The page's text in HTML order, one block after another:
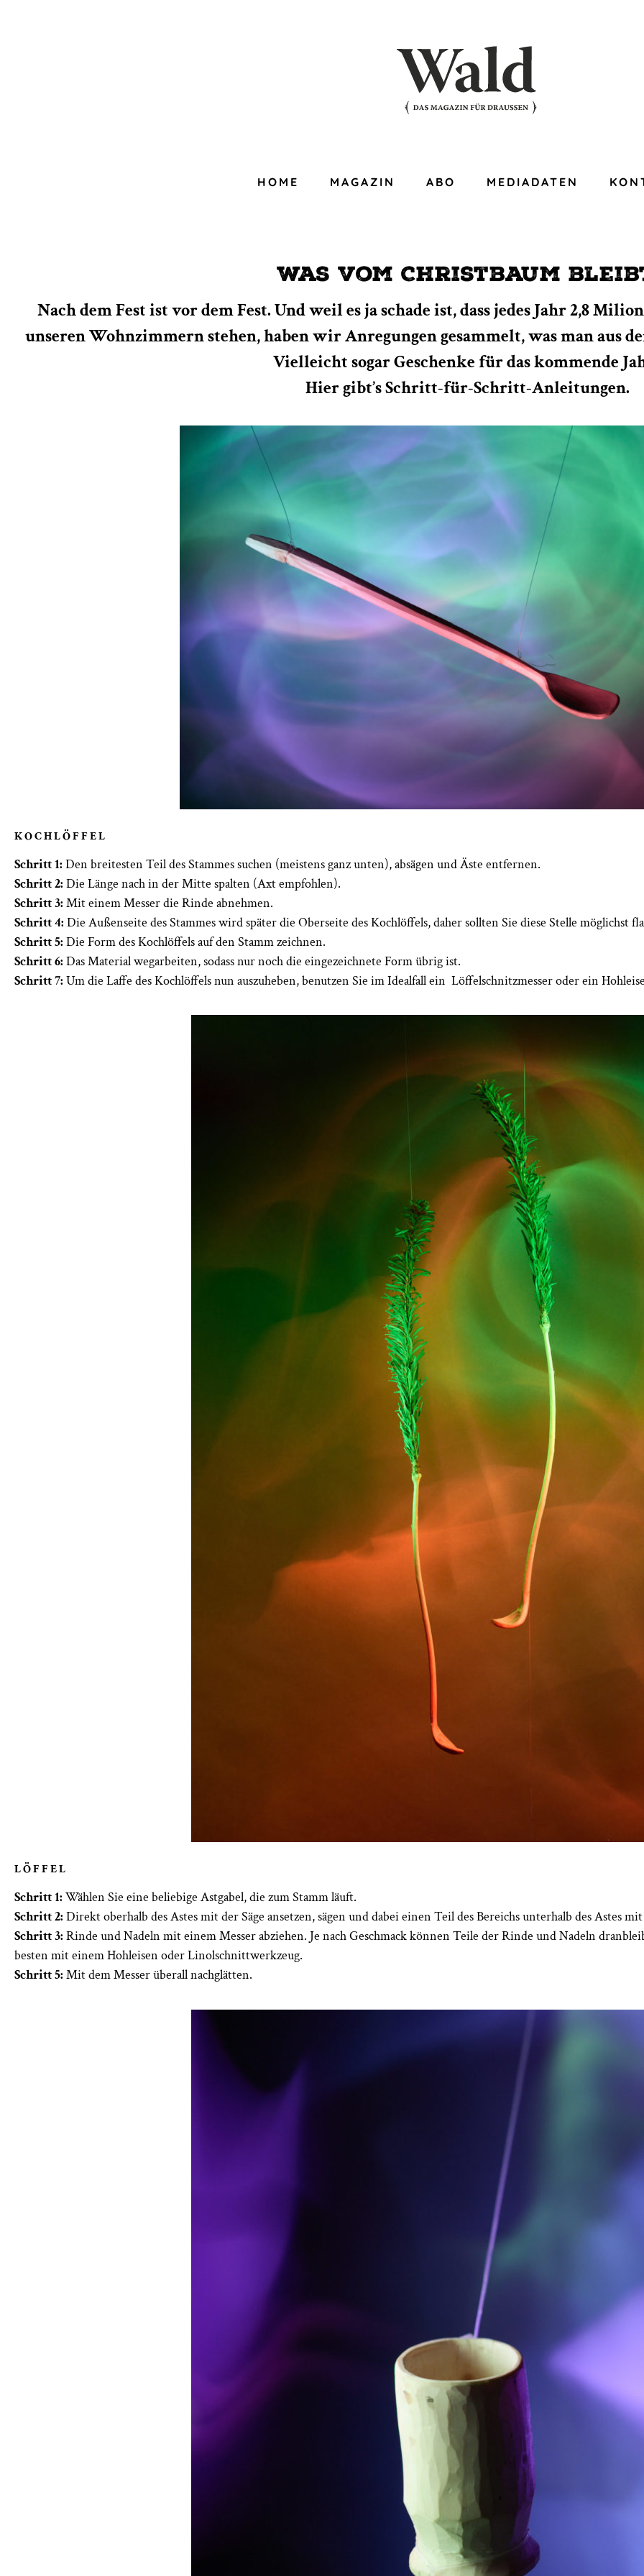
HOME MAGAZIN ABO MEDIADATEN
Was vom Christbaum
Nach dem Fest ist vor dem Fest. Und weil es ja schade ist, dass jedes Jahr 2,8
unseren Wohnzimmern stehen, haben wir Anregungen gesammelt, was man aus
Vielleicht sogar Geschenke für das kommende
Hier gibt’s Schritt-für-Schritt-Anleitungen.
KOCHLÖFFEL
Schritt 1: Den breitesten Teil des Stammes suchen (meistens ganz unten), absägen und Äste entfernen.
Schritt 2: Die Länge nach in der Mitte spalten (Axt empfohlen).
Schritt 3: Mit einem Messer die Rinde abnehmen.
Schritt 4: Die Außenseite des Stammes wird später die Oberseite des Kochlöffels, daher sollten Sie diese Stelle möglichst
Schritt 5: Die Form des Kochlöffels auf den Stamm zeichnen.
Schritt 6: Das Material wegarbeiten, sodass nur noch die eingezeichnete Form übrig ist.
Schritt 7: Um die Laffe des Kochlöffels nun auszuheben, benutzen Sie im Idealfall ein Löffelschnitzmesser oder ein
LÖFFEL
Schritt 1: Wählen Sie eine beliebige Astgabel, die zum Stamm läuft.
Schritt 2: Direkt oberhalb des Astes mit der Säge ansetzen, sägen und dabei einen Teil des Bereichs unterhalb des Astes
Schritt 3: Rinde und Nadeln mit einem Messer abziehen. Je nach Geschmack können Teile der Rinde und Nadeln
besten mit einem Hohleisen oder Linolschnittwerkzeug.
Schritt 5: Mit dem Messer überall nachglätten.